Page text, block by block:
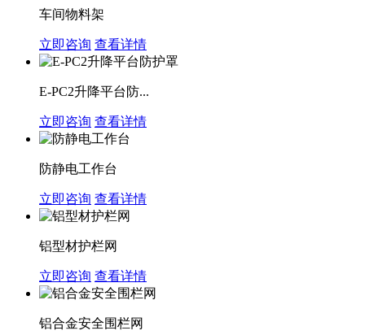
车间物料架
立即咨询 查看详情
E-PC2升降平台防...
立即咨询 查看详情
防静电工作台
立即咨询 查看详情
铝型材护栏网
立即咨询 查看详情
铝合金安全围栏网